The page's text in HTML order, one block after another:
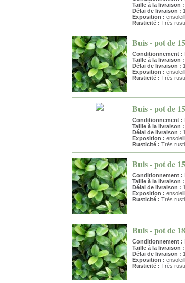
Taille à la livraison :
Délai de livraison :
Exposition :
Rusticité : Très
Buis - pot de
Conditionnement :
Taille à la livraison :
Délai de livraison :
Exposition :
Rusticité : Très
Buis - pot de
Conditionnement :
Taille à la livraison :
Délai de livraison :
Exposition :
Rusticité : Très
Buis - pot de
Conditionnement :
Taille à la livraison :
Délai de livraison :
Exposition :
Rusticité : Très
Buis - pot de
Conditionnement :
Taille à la livraison :
Délai de livraison :
Exposition :
Rusticité : Très